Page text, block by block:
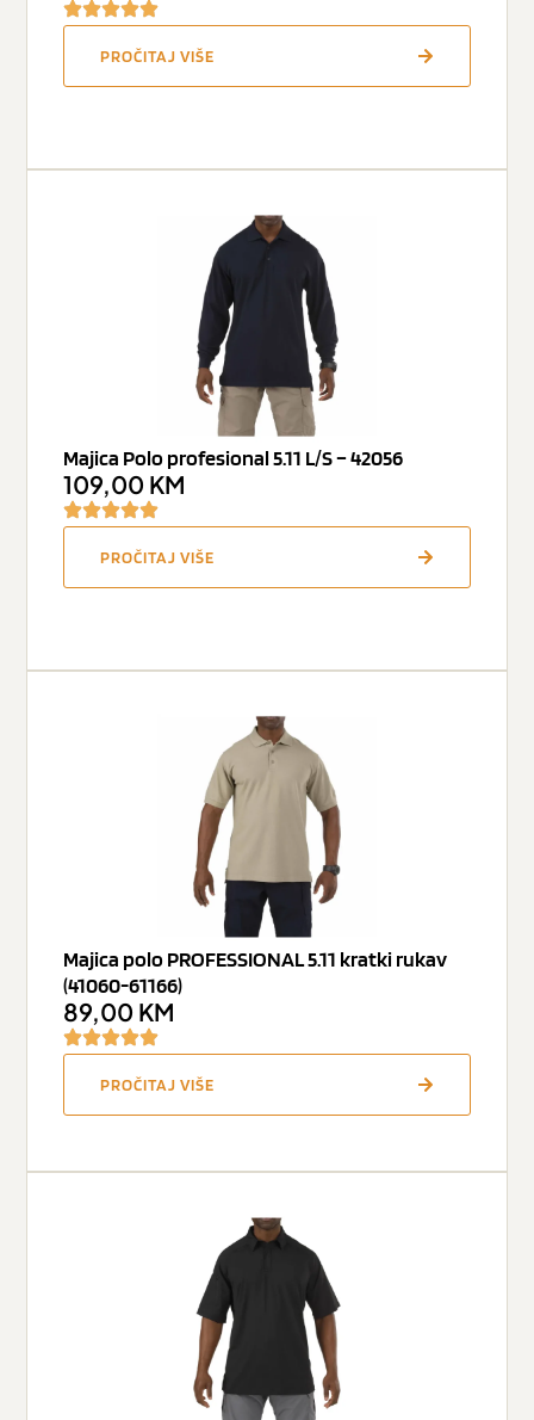
PROČITAJ VIŠE
Majica Polo profesional 5.11 L/S – 42056
109,00 KM
PROČITAJ VIŠE
Majica polo PROFESSIONAL 5.11 kratki rukav
(41060-61166)
89,00 KM
PROČITAJ VIŠE